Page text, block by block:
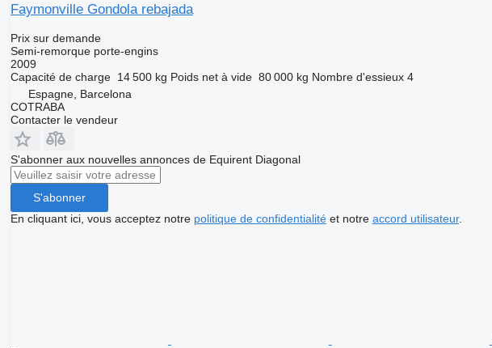
Faymonville Gondola rebajada
Prix sur demande
Semi-remorque porte-engins
2009
Capacité de charge 14 500 kg Poids net à vide 80 000 kg Nombre d'essieux 4
Espagne, Barcelona
COTRABA
Contacter le vendeur
S'abonner aux nouvelles annonces de Equirent Diagonal
S'abonner
En cliquant ici, vous acceptez notre politique de confidentialitéet notre accord utilisateur.